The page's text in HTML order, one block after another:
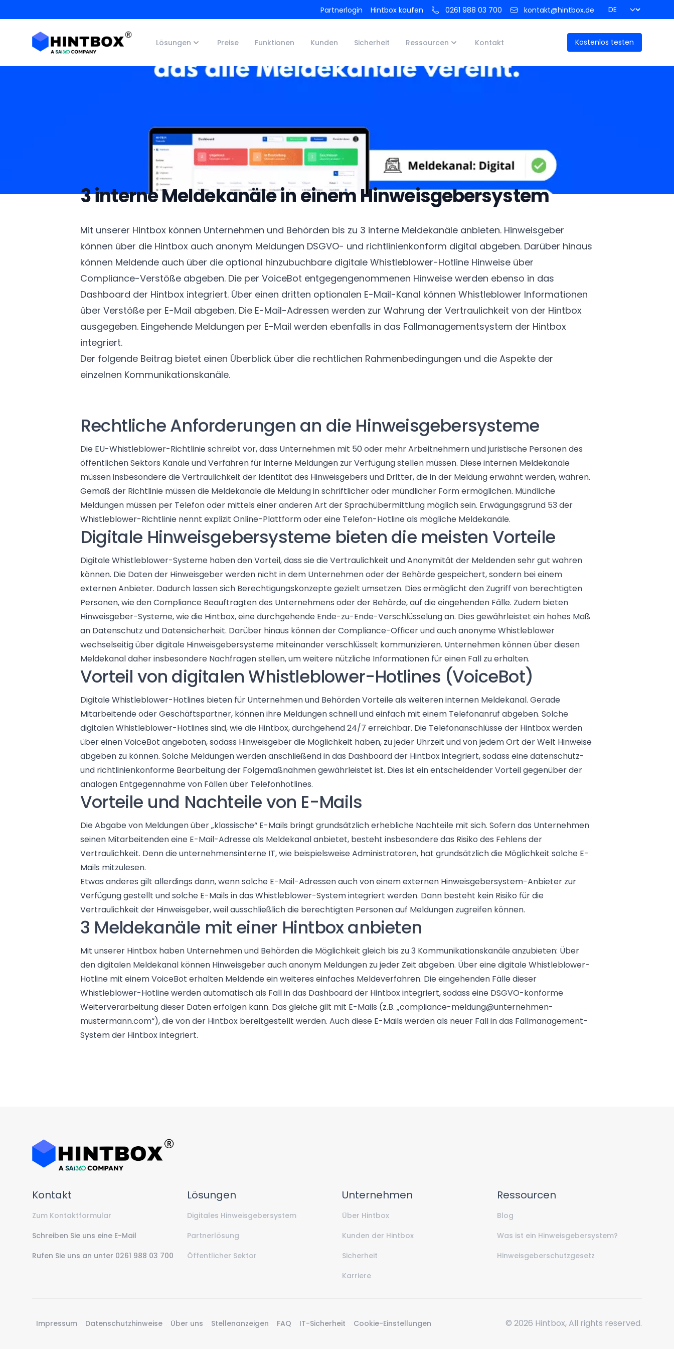
Partnerlogin Hintbox kaufen 0261 988 03 700 kontakt@hintbox.de
Hintbox Logo Registered
Lösungen Preise Funktionen Kunden Sicherheit Ressourcen Kontakt Kostenlos testen
Inhaltsverzeichnis Zum Seitenanfang
3 interne Meldekanäle in einem Hinweisgebersystem
Mit unserer Hintbox können Unternehmen und Behörden bis zu 3 interne Meldekanäle anbieten. Hinweisgeber
können über die Hintbox auch anonym Meldungen DSGVO- und richtlinienkonform digital abgeben. Darüber hinaus
können Meldende auch über die optional hinzubuchbare digitale Whistleblower-Hotline Hinweise über
Compliance-Verstöße abgeben. Die per VoiceBot entgegengenommenen Hinweise werden ebenso in das
Dashboard der Hintbox integriert. Über einen dritten optionalen E-Mail-Kanal können Whistleblower Informationen
über Verstöße per E-Mail abgeben. Die E-Mail-Adressen werden zur Wahrung der Vertraulichkeit von der Hintbox
ausgegeben. Eingehende Meldungen per E-Mail werden ebenfalls in das Fallmanagementsystem der Hintbox
integriert.
Der folgende Beitrag bietet einen Überblick über die rechtlichen Rahmenbedingungen und die Aspekte der
einzelnen Kommunikationskanäle.
Rechtliche Anforderungen an die Hinweisgebersysteme
Die EU-Whistleblower-Richtlinieschreibt vor, dass Unternehmen mit 50 oder mehr Arbeitnehmern und juristische Personen des
öffentlichen Sektors Kanäle und Verfahren für interne Meldungen zur Verfügung stellen müssen. Diese internen Meldekanäle
müssen insbesondere die Vertraulichkeit der Identität des Hinweisgebers und Dritter, die in der Meldung erwähnt werden, wahren.
Gemäß der Richtlinie müssen die Meldekanäle die Meldung in schriftlicher oder mündlicher Form ermöglichen. Mündliche
Meldungen müssen per Telefon oder mittels einer anderen Art der Sprachübermittlung möglich sein. Erwägungsgrund 53 der
Whistleblower-Richtlinie nennt explizit Online-Plattform oder eine Telefon-Hotline als mögliche Meldekanäle.
Digitale Hinweisgebersysteme bieten die meisten Vorteile
Digitale Whistleblower-Systeme haben den Vorteil, dass sie die Vertraulichkeit und Anonymität der Meldenden sehr gut wahren
können. Die Daten der Hinweisgeber werden nicht in dem Unternehmen oder der Behörde gespeichert, sondern bei einem
externen Anbieter. Dadurch lassen sich Berechtigungskonzepte gezielt umsetzen. Dies ermöglicht den Zugriff von berechtigten
Personen, wie den Compliance Beauftragten des Unternehmens oder der Behörde, auf die eingehenden Fälle. Zudem bieten
Hinweisgeber-Systeme, wie die Hintbox, eine durchgehende Ende-zu-Ende-Verschlüsselung an. Dies gewährleistet ein hohes Maß
an Datenschutz und Datensicherheit. Darüber hinaus können der Compliance-Officer und auch anonyme Whistleblower
wechselseitig über digitale Hinweisgebersysteme miteinander verschlüsselt kommunizieren. Unternehmen können über diesen
Meldekanal daher insbesondere Nachfragen stellen, um weitere nützliche Informationen für einen Fall zu erhalten.
Vorteil von digitalen Whistleblower-Hotlines (VoiceBot)
Digitale Whistleblower-Hotlines bieten für Unternehmen und Behörden Vorteile als weiteren internen Meldekanal. Gerade
Mitarbeitende oder Geschäftspartner, können ihre Meldungen schnell und einfach mit einem Telefonanruf abgeben. Solche
digitalen Whistleblower-Hotlines sind, wie die Hintbox, durchgehend 24/7 erreichbar. Die Telefonanschlüsse der Hintbox werden
über einen VoiceBot angeboten, sodass Hinweisgeber die Möglichkeit haben, zu jeder Uhrzeit und von jedem Ort der Welt Hinweise
abgeben zu können. Solche Meldungen werden anschließend in das Dashboard der Hintbox integriert, sodass eine datenschutz-
und richtlinienkonforme Bearbeitung der Folgemaßnahmen gewährleistet ist. Dies ist ein entscheidender Vorteil gegenüber der
analogen Entgegennahme von Fällen über Telefonhotlines.
Vorteile und Nachteile von E-Mails
Die Abgabe von Meldungen über „klassische“ E-Mails bringt grundsätzlich erhebliche Nachteile mit sich. Sofern das Unternehmen
seinen Mitarbeitenden eine E-Mail-Adresse als Meldekanal anbietet, besteht insbesondere das Risiko des Fehlens der
Vertraulichkeit. Denn die unternehmensinterne IT, wie beispielsweise Administratoren, hat grundsätzlich die Möglichkeit solche E-
Mails mitzulesen.
Etwas anderes gilt allerdings dann, wenn solche E-Mail-Adressen auch von einem externen Hinweisgebersystem-Anbieter zur
Verfügung gestellt und solche E-Mails in das Whistleblower-System integriert werden. Dann besteht kein Risiko für die
Vertraulichkeit der Hinweisgeber, weil ausschließlich die berechtigten Personen auf Meldungen zugreifen können.
3 Meldekanäle mit einer Hintbox anbieten
Mit unserer Hintbox haben Unternehmen und Behörden die Möglichkeit gleich bis zu 3 Kommunikationskanäle anzubieten: Über
den digitalen Meldekanal können Hinweisgeber auch anonym Meldungen zu jeder Zeit abgeben. Über eine digitale Whistleblower-
Hotline mit einem VoiceBot erhalten Meldende ein weiteres einfaches Meldeverfahren. Die eingehenden Fälle dieser
Whistleblower-Hotline werden automatisch als Fall in das Dashboard der Hintbox integriert, sodass eine DSGVO-konforme
Weiterverarbeitung dieser Daten erfolgen kann. Das gleiche gilt mit E-Mails (z.B. „compliance-meldung@unternehmen-
mustermann.com“), die von der Hintbox bereitgestellt werden. Auch diese E-Mails werden als neuer Fall in das Fallmanagement-
System der Hintbox integriert.
Hintbox Logo Registered
Kontakt
Zum Kontaktformular
Schreiben Sie uns eine E-Mail
Rufen Sie uns an unter 0261 988 03 700
Lösungen
Digitales Hinweisgebersystem
Partnerlösung
Öffentlicher Sektor
Unternehmen
Über Hintbox
Kunden der Hintbox
Sicherheit
Karriere
Ressourcen
Blog
Was ist ein Hinweisgebersystem?
Hinweisgeberschutzgesetz
Impressum Datenschutzhinweise Über uns Stellenanzeigen FAQ IT-Sicherheit Cookie-Einstellungen © 2026 Hintbox, All rights reserved.